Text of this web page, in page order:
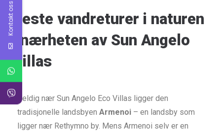
Beste vandreturer i naturen
i nærheten av Sun Angelo
Villas
Veldig nær Sun Angelo Eco Villas ligger den
tradisjonelle landsbyen Armenoi – en landsby som
ligger nær Rethymno by. Mens Armenoi selv er en
Kontakt oss